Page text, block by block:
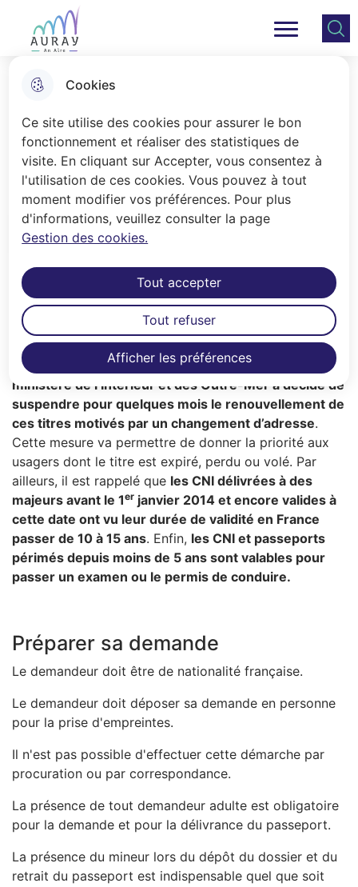
Cookies
Ce site utilise des cookies pour assurer le bon
fonctionnement et réaliser des statistiques de
visite. En cliquant sur Accepter, vous consentez à
l'utilisation de ces cookies. Vous pouvez à tout
moment modifier vos préférences. Pour plus
d'informations, veuillez consulter la page
Gestion des cookies.
Afficher les préférences
Tout accepter
Tout refuser
Aller
au
menu
Consulter
le plan
Ville Auray Menu principal
biométrique
Accueil
Sommaire
Information pour les demandes de
renouvellement
En raison d’un nombre très élevé de demandes de
cartes nationales d’identité (CNI) et de passeports,
le
ministère de l’Intérieur et des Outre-Mer a décidé de
suspendre pour quelques mois le renouvellement de
ces titres motivés par un changement d’adresse.
Cette mesure va permettre de donner la priorité aux
usagers dont le titre est expiré, perdu ou volé. Par
ailleurs, il est rappelé que les CNI délivrées à des
majeurs avant le 1er janvier 2014 et encore valides à
cette date ont vu leur durée de validité en France
passer de 10 à 15 ans. Enfin, les CNI et passeports
périmés depuis moins de 5 ans sont valables pour
passer un examen ou le permis de conduire.
Préparer sa demande
Le demandeur doit être de nationalité française.
Le demandeur doit déposer sa demande en personne
pour la prise d'empreintes.
Il n'est pas possible d'effectuer cette démarche par
procuration ou par correspondance.
La présence de tout demandeur adulte est obligatoire
pour la demande et pour la délivrance du passeport.
La présence du mineur lors du dépôt du dossier et du
retrait du passeport est indispensable quel que soit